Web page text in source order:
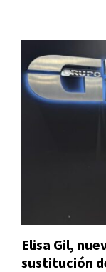
Elisa Gil,
sustitución